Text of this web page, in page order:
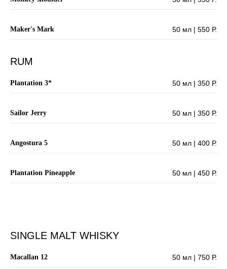
Maker's Mark 50 мл | 550 Р.
RUM
Plantation 3* 50 мл | 350 Р.
Sailor Jerry 50 мл | 350 Р.
Angostura 5 50 мл | 400 Р.
Plantation Pineapple 50 мл | 450 Р.
SINGLE MALT WHISKY
Macallan 12 50 мл | 750 Р.